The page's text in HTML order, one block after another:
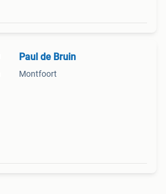
Paul de Bruin
Montfoort